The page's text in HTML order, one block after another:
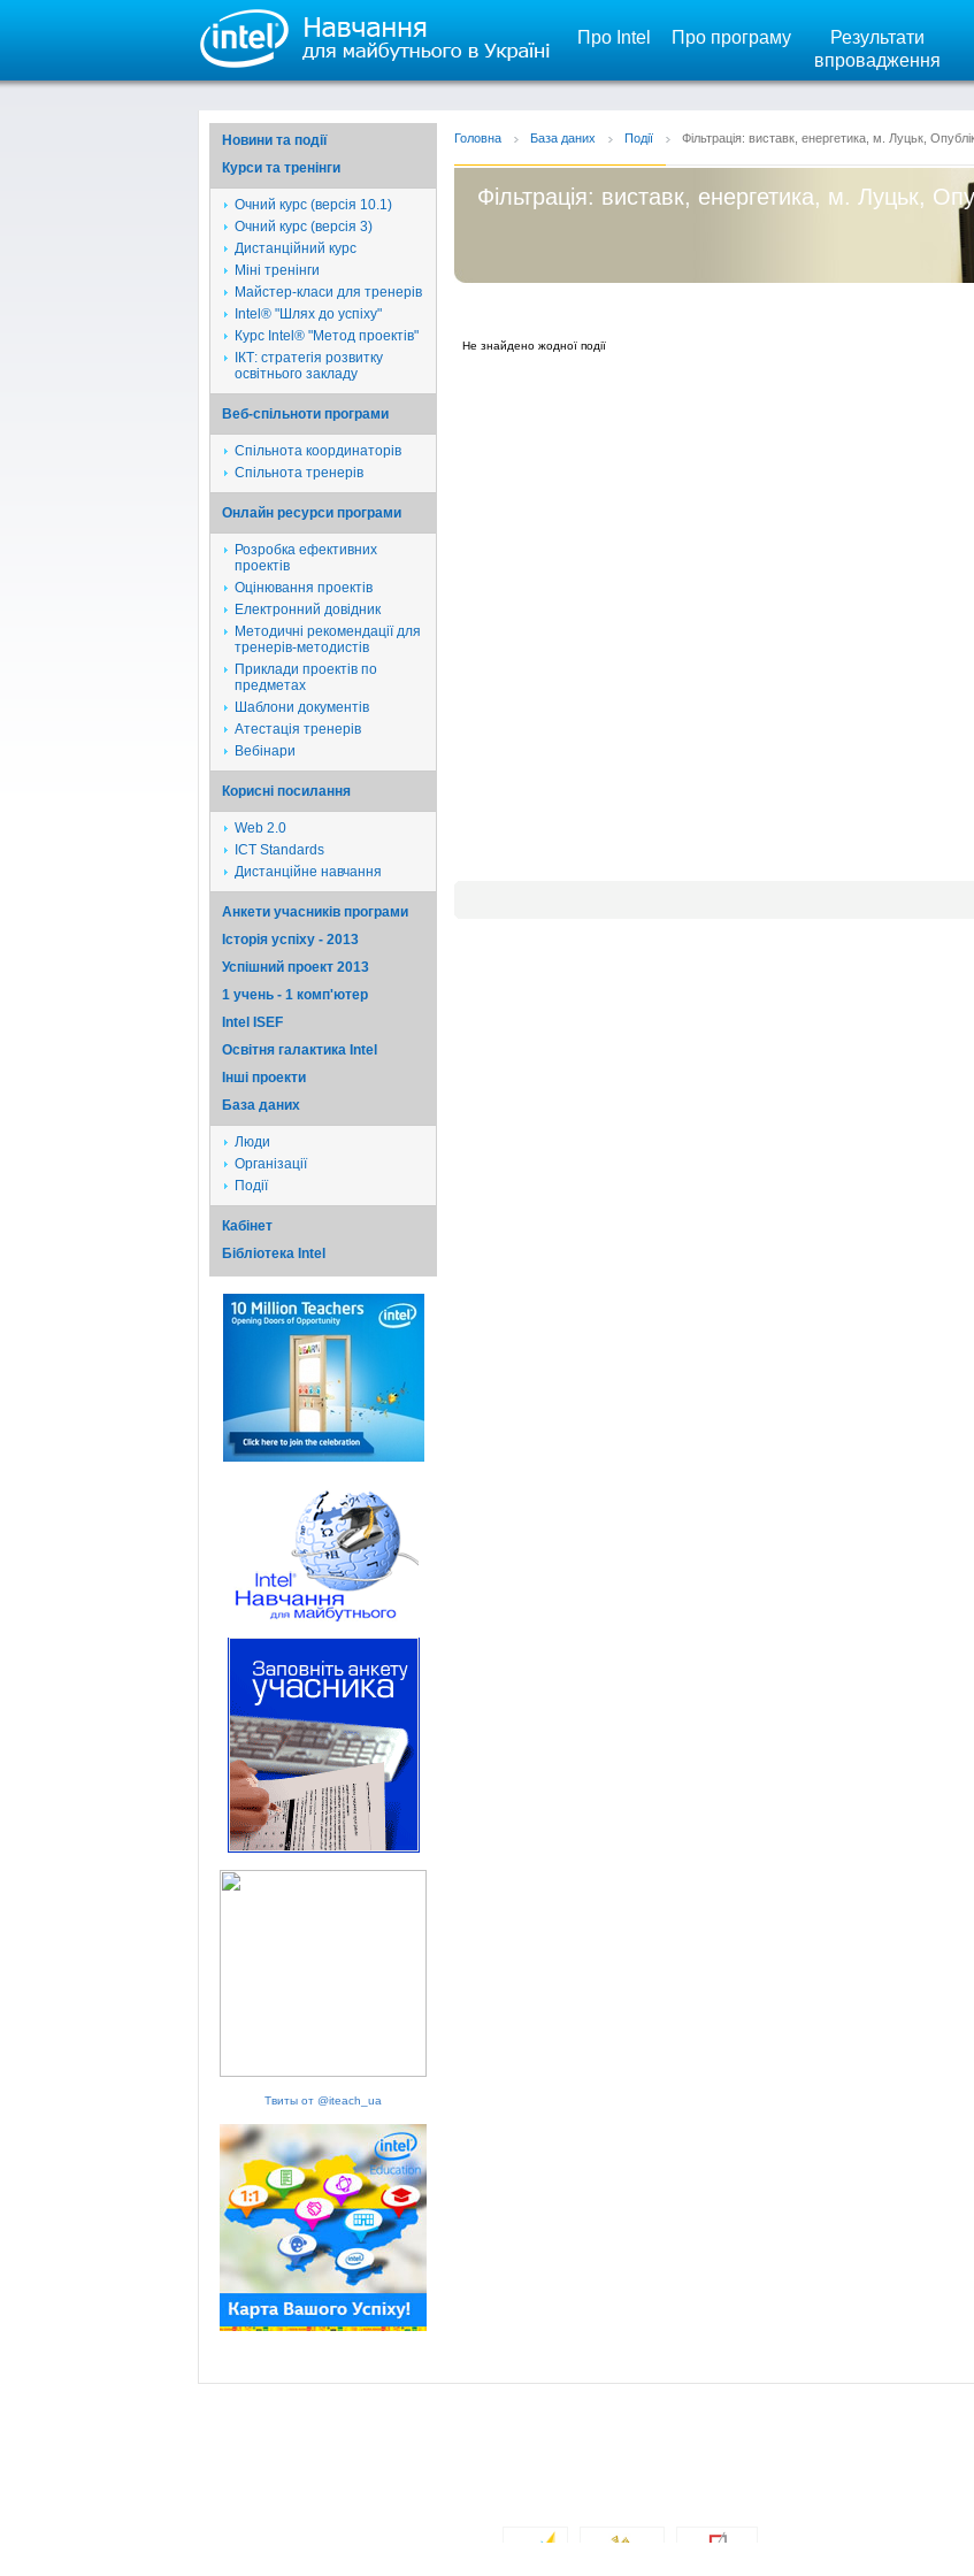
Про Intel Про програму
Результати
впровадження
Новини та події
Курси та тренінги
Очний курс (версія 10.1)
Очний курс (версія 3)
Дистанційний курс
Міні тренінги
Майстер-класи для тренерів
Intel® "Шлях до успіху"
Курс Intel® "Метод проектів"
ІКТ: стратегія розвитку
освітнього закладу
Веб-спільноти програми
Спільнота координаторів
Спільнота тренерів
Онлайн ресурси програми
Розробка ефективних
проектів
Оцінювання проектів
Електронний довідник
Методичні рекомендації для
тренерів-методистів
Приклади проектів по
предметах
Шаблони документів
Атестація тренерів
Вебінари
Корисні посилання
Web 2.0
ICT Standards
Дистанційне навчання
Анкети учасників програми
Історія успіху - 2013
Успішний проект 2013
1 учень - 1 комп'ютер
Intel ISEF
Освітня галактика Intel
Iншi проекти
База даних
Люди
Організації
Події
Кабінет
Бібліотека Intel
Твиты от @iteach_ua
Головна База даних Події Фільтрація: виставк, енергетика, м. Луцьк,
Фільтрація: виставк, енергетика, м. Луцьк,
Не знайдено жодної події